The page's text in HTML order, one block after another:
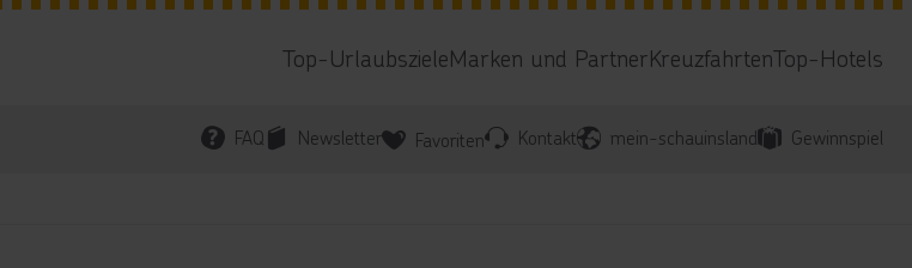
Top-UrlaubszieleMarken und PartnerKreuzfahrtenTop-Hotels
FAQ Newsletter Favoriten Kontakt mein-schauinsland Gewinnspiel